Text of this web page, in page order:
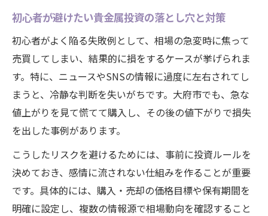
省エネ法の報告制度が貴金属価格に及ぼす
現実的な買取活用で資産が伸びる理由
買取活用で貴金属資産を賢く増やす方法
現実的な買取戦略で得られる貴金属投資効
果
貴金属買取の具体事例に学ぶ資産拡大ポイ
ント
買取市場を味方につける貴金属運用術
失敗を避ける貴金属買取の注意点と対策
初心者が避けたい貴金属投資の落とし穴と対策
初心者がよく陥る失敗例として、相場の急変時に焦って
売買してしまい、結果的に損をするケースが挙げられま
す。特に、ニュースやSNSの情報に過度に左右されてし
まうと、冷静な判断を失いがちです。大府市でも、急な
値上がりを見て慌てて購入し、その後の値下がりで損失
を出した事例があります。
こうしたリスクを避けるためには、事前に投資ルールを
決めておき、感情に流されない仕組みを作ることが重要
です。具体的には、購入・売却の価格目標や保有期間を
明確に設定し、複数の情報源で相場動向を確認すること